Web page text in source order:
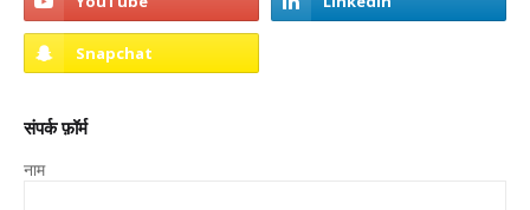
संपर्क फ़ॉर्म
नाम